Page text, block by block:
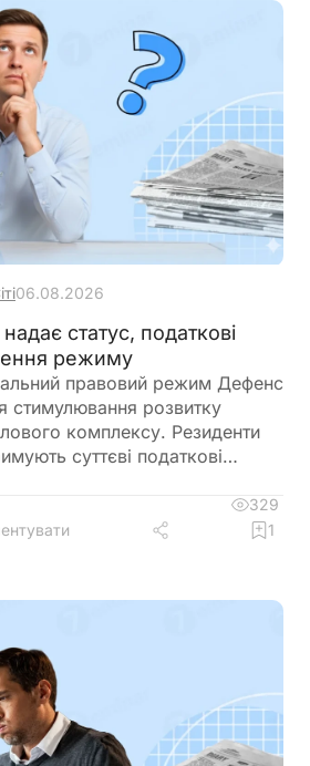
06.08.2026
статус, податкові
режиму
правовий режим Дефенс
стимулювання розвитку
комплексу. Резиденти
суттєві податкові
прибутку, обмеження на
та інвестиційні правила.
329
1